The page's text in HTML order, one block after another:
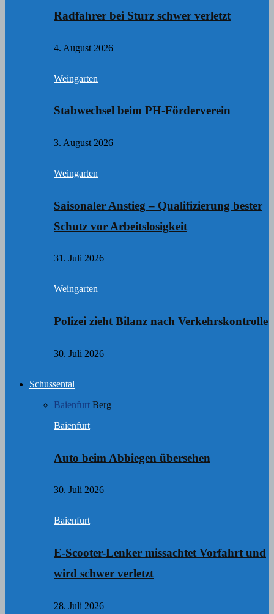
Radfahrer bei Sturz schwer verletzt
4. August 2026
Weingarten
Stabwechsel beim PH-Förderverein
3. August 2026
Weingarten
Saisonaler Anstieg – Qualifizierung bester
Schutz vor Arbeitslosigkeit
31. Juli 2026
Weingarten
Polizei zieht Bilanz nach Verkehrskontrolle
30. Juli 2026
Schussental
Baienfurt Berg
Baienfurt
Auto beim Abbiegen übersehen
30. Juli 2026
Baienfurt
E-Scooter-Lenker missachtet Vorfahrt und
wird schwer verletzt
28. Juli 2026